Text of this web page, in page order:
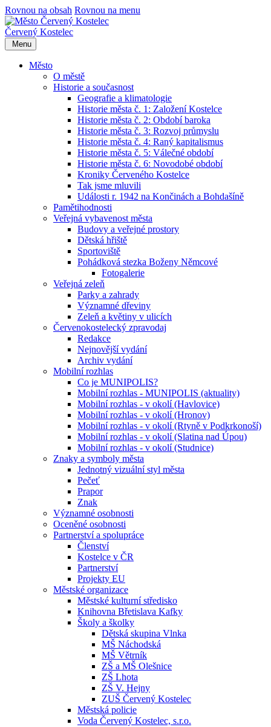
Rovnou na obsah Rovnou na menu
Červený Kostelec
Menu
Město
O městě
Historie a současnost
Geografie a klimatologie
Historie města č. 1: Založení Kostelce
Historie města č. 2: Období baroka
Historie města č. 3: Rozvoj průmyslu
Historie města č. 4: Raný kapitalismus
Historie města č. 5: Válečné období
Historie města č. 6: Novodobé období
Kroniky Červeného Kostelce
Tak jsme mluvili
Události r. 1942 na Končinách a Bohdašíně
Pamětihodnosti
Veřejná vybavenost města
Budovy a veřejné prostory
Dětská hřiště
Sportoviště
Pohádková stezka Boženy Němcové
Fotogalerie
Veřejná zeleň
Parky a zahrady
Významné dřeviny
Zeleň a květiny v ulicích
Červenokostelecký zpravodaj
Redakce
Nejnovější vydání
Archiv vydání
Mobilní rozhlas
Co je MUNIPOLIS?
Mobilní rozhlas - MUNIPOLIS (aktuality)
Mobilní rozhlas - v okolí (Havlovice)
Mobilní rozhlas - v okolí (Hronov)
Mobilní rozhlas - v okolí (Rtyně v Podkrkonoší)
Mobilní rozhlas - v okolí (Slatina nad Úpou)
Mobilní rozhlas - v okolí (Studnice)
Znaky a symboly města
Jednotný vizuální styl města
Pečeť
Prapor
Znak
Významné osobnosti
Oceněné osobnosti
Partnerství a spolupráce
Členství
Kostelce v ČR
Partnerství
Projekty EU
Městské organizace
Městské kulturní středisko
Knihovna Břetislava Kafky
Školy a školky
Dětská skupina Vlnka
MŠ Náchodská
MŠ Větrník
ZŠ a MŠ Olešnice
ZŠ Lhota
ZŠ V. Hejny
ZUŠ Červený Kostelec
Městská policie
Voda Červený Kostelec, s.r.o.